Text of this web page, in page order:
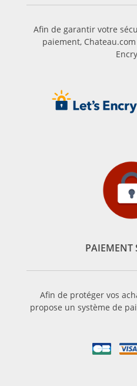
Afin de garantir votre
paiement,
PAIEMENT
Afin de protéger vos
propose un système de